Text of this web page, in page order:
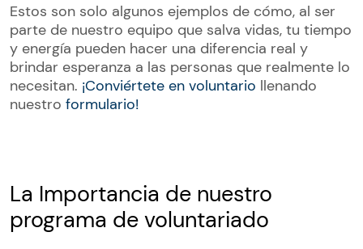
Estos son solo algunos ejemplos de cómo, al ser
parte de nuestro equipo que salva vidas, tu tiempo
y energía pueden hacer una diferencia real y
brindar esperanza a las personas que realmente lo
necesitan. ¡Conviértete en voluntario llenando
nuestro formulario!
La Importancia de nuestro
programa de voluntariado